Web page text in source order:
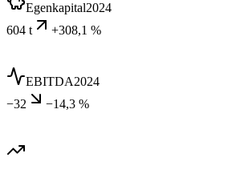
Egenkapital2024
604 t
+308,1 %
EBITDA2024
−32
−14,3 %